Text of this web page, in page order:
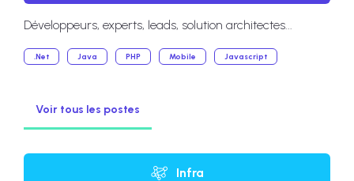
Développeurs, experts, leads, solution architectes...
.Net Java PHP Mobile Javascript
Voir tous les postes
Infra